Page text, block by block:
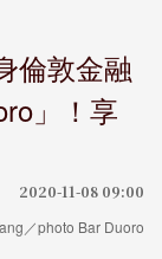
倫敦金融
」！享
2020-11-08 09:00
／photo Bar Duoro